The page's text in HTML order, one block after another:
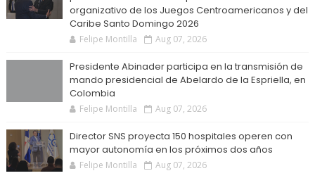
organizativo de los Juegos Centroamericanos y del
Caribe Santo Domingo 2026
Felipe Montilla Aug 07, 2026
Presidente Abinader participa en la transmisión de
mando presidencial de Abelardo de la Espriella, en
Colombia
Felipe Montilla Aug 07, 2026
Director SNS proyecta 150 hospitales operen con
mayor autonomía en los próximos dos años
Felipe Montilla Aug 07, 2026